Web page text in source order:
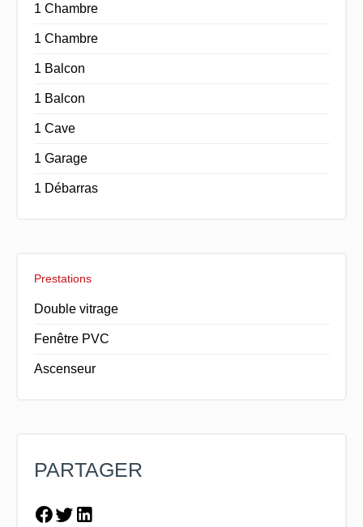
1 Chambre
1 Chambre
1 Balcon
1 Balcon
1 Cave
1 Garage
1 Débarras
Prestations
Double vitrage
Fenêtre PVC
Ascenseur
PARTAGER